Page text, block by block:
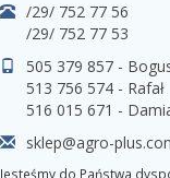
/29/ 752 77 56
/29/ 752 77 53
505 379 857 -
513 756 574 - Rafał
516 015 671 -
sklep@agro-
Jesteśmy do Państwa